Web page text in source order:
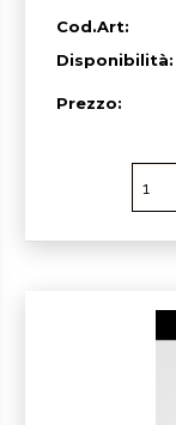
Cod.Art:
Disponibilità:
Prezzo: